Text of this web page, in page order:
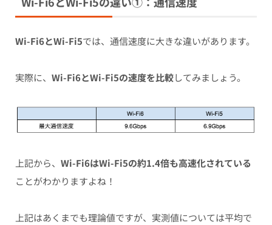
Wi-Fi6とWi-Fi5では、 通信速度に大きな違いがあります。
実際に、 Wi-Fi6とWi-Fi5の速度を比較してみましょう。
上記から、 Wi-Fi6はWi-Fi5の約1.4倍も高速化されている
ことがわかりますよね！
上記はあくまでも理論値ですが、実測値については平均で